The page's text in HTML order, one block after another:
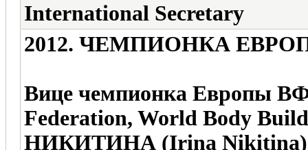
International Secretary
2012. ЧЕМПИОНКА
Вице чемпионка Европы
Federation, World Body
НИКИТИНА (Irina Nikitina)